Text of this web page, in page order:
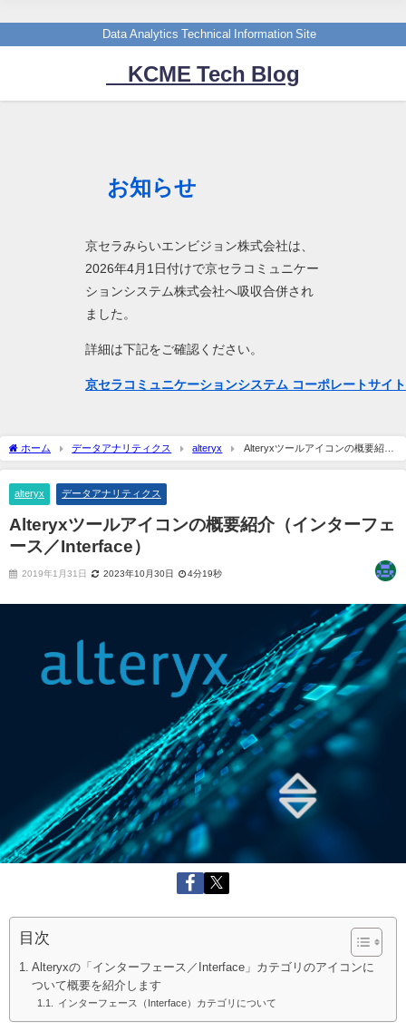
Data Analytics Technical Information Site
KCME Tech Blog
お知らせ
京セラみらいエンビジョン株式会社は、
2026年4月1日付けで京セラコミュニケー
ションシステム株式会社へ吸収合併され
ました。
詳細は下記をご確認ください。
京セラコミュニケーションシステム コーポレートサイ
ホーム データアナリティクス alteryx
Alteryxツールアイコンの概要紹介
（インターフェース／Interface）
alteryx データアナリティクス
Alteryxツールアイコンの概要紹介（インターフェ
ース／Interface）
2019年1月31日 2023年10月30日 4分19秒
目次
Alteryxの「インターフェース／Interface」カテゴリのアイコンに
ついて概要を紹介します
インターフェース（Interface）カテゴリについて